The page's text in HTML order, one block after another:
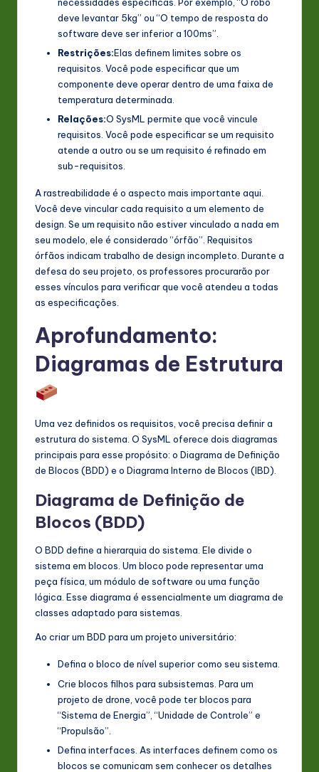
necessidades específicas. Por exemplo, “O robô
deve levantar 5kg” ou “O tempo de resposta do
software deve ser inferior a 100ms”.
Restrições:Elas definem limites sobre os
requisitos. Você pode especificar que um
componente deve operar dentro de uma faixa de
temperatura determinada.
Relações:O SysML permite que você vincule
requisitos. Você pode especificar se um requisito
atende a outro ou se um requisito é refinado em
sub-requisitos.
A rastreabilidade é o aspecto mais importante aqui.
Você deve vincular cada requisito a um elemento de
design. Se um requisito não estiver vinculado a nada em
seu modelo, ele é considerado “órfão”. Requisitos
órfãos indicam trabalho de design incompleto. Durante a
defesa do seu projeto, os professores procurarão por
esses vínculos para verificar que você atendeu a todas
as especificações.
Aprofundamento:
Diagramas de Estrutura
Uma vez definidos os requisitos, você precisa definir a
estrutura do sistema. O SysML oferece dois diagramas
principais para esse propósito: o Diagrama de Definição
de Blocos (BDD) e o Diagrama Interno de Blocos (IBD).
Diagrama de Definição de
Blocos (BDD)
O BDD define a hierarquia do sistema. Ele divide o
sistema em blocos. Um bloco pode representar uma
peça física, um módulo de software ou uma função
lógica. Esse diagrama é essencialmente um diagrama de
classes adaptado para sistemas.
Ao criar um BDD para um projeto universitário:
Defina o bloco de nível superior como seu sistema.
Crie blocos filhos para subsistemas. Para um
projeto de drone, você pode ter blocos para
“Sistema de Energia”, “Unidade de Controle” e
“Propulsão”.
Defina interfaces. As interfaces definem como os
blocos se comunicam sem conhecer os detalhes